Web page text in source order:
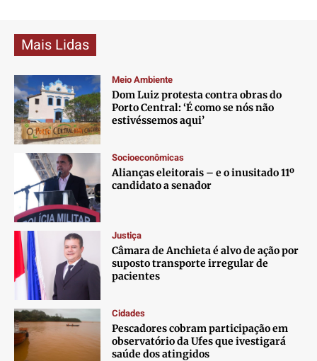
Mais Lidas
Meio Ambiente
Dom Luiz protesta contra obras do
Porto Central: ‘É como se nós não
estivéssemos aqui’
Socioeconômicas
Alianças eleitorais – e o inusitado 11º
candidato a senador
Justiça
Câmara de Anchieta é alvo de ação por
suposto transporte irregular de
pacientes
Cidades
Pescadores cobram participação em
observatório da Ufes que ivestigará
saúde dos atingidos